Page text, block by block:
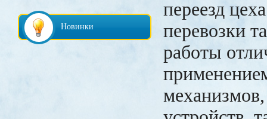
Новинки
переезд
перевозки
работы